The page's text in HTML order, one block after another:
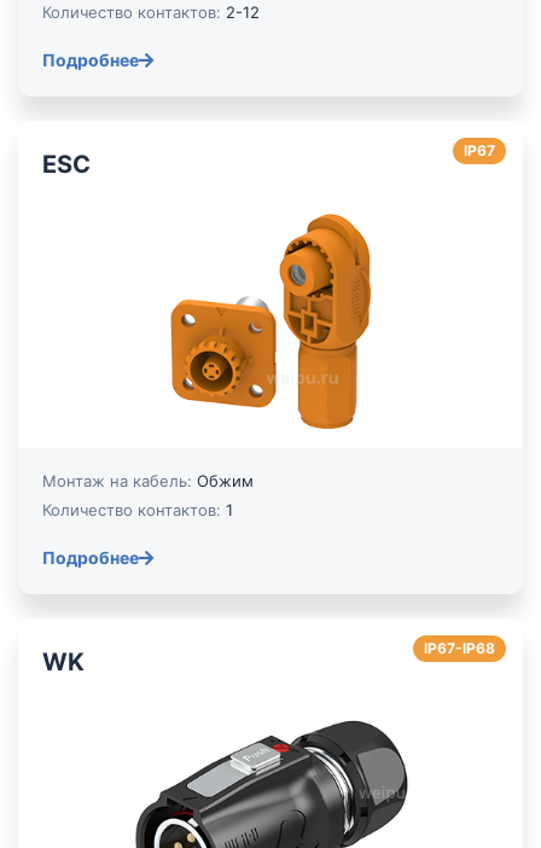
Количество контактов: 2-12
Подробнее
ESC IP67
Монтаж на кабель: Обжим
Количество контактов: 1
Подробнее
WK IP67-IP68